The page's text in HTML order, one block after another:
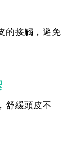
的接觸，避免
舒緩頭皮不